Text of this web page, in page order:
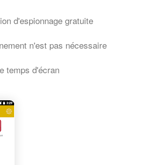
d'espionnage gratuite
n'est pas nécessaire
temps d'écran